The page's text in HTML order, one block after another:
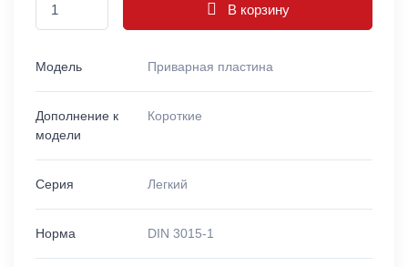
В корзину
Модель Приварная пластина
Дополнение к
модели
Короткие
Серия Легкий
Норма DIN 3015-1